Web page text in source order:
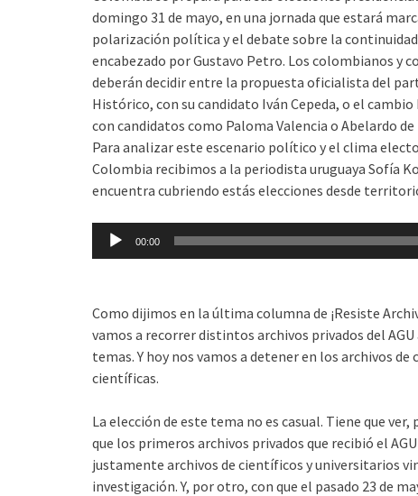
domingo 31 de mayo, en una jornada que estará
polarización política y el debate sobre la
encabezado por Gustavo Petro. Los colombianos y
deberán decidir entre la propuesta oficialista del
Histórico, con su candidato Iván Cepeda, o el cambio
con candidatos como Paloma Valencia o Abelardo
Para analizar este escenario político y el clima
Colombia recibimos a la periodista uruguaya Sofía
encuentra cubriendo estás elecciones desde
Reproductor
00:00
Como dijimos en la última columna de ¡Resiste
vamos a recorrer distintos archivos privados del
temas. Y hoy nos vamos a detener en los archivos de
científicas.
La elección de este tema no es casual. Tiene que ver,
que los primeros archivos privados que recibió el
justamente archivos de científicos y universitarios
investigación. Y, por otro, con que el pasado 23 de